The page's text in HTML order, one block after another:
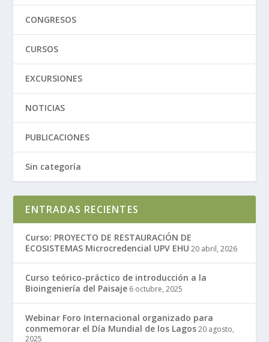
CONGRESOS
CURSOS
EXCURSIONES
NOTICIAS
PUBLICACIONES
Sin categoría
ENTRADAS RECIENTES
Curso: PROYECTO DE RESTAURACIÓN DE
ECOSISTEMAS Microcredencial UPV EHU 20 abril, 2026
Curso teórico-práctico de introducción a la
Bioingeniería del Paisaje 6 octubre, 2025
Webinar Foro Internacional organizado para
conmemorar el Día Mundial de los Lagos 20 agosto,
2025